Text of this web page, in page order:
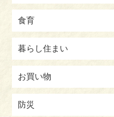
食育
暮らし住まい
お買い物
防災